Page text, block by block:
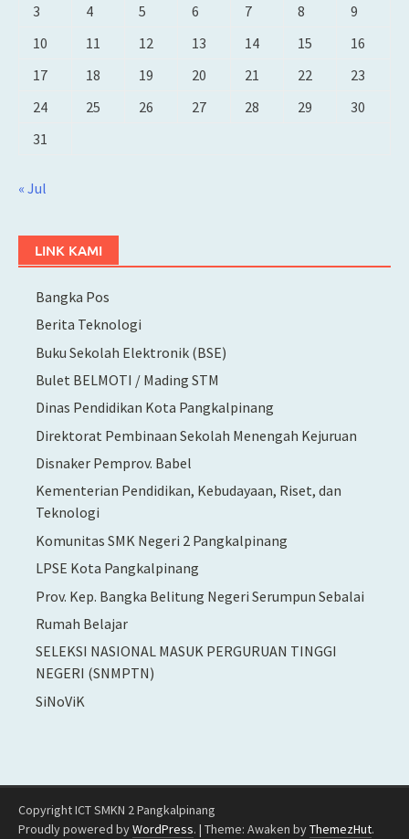
3
4 5 6 7 8
9
10
11 12 13 14 15
16
17
18 19 20 21 22
23
24
25 26 27 28 29
30
31
« Jul
LINK KAMI
Bangka Pos
Berita Teknologi
Buku Sekolah Elektronik (BSE)
Bulet BELMOTI / Mading STM
Dinas Pendidikan Kota Pangkalpinang
Direktorat Pembinaan Sekolah Menengah Kejuruan
Disnaker Pemprov. Babel
Kementerian Pendidikan, Kebudayaan, Riset, dan
Teknologi
Komunitas SMK Negeri 2 Pangkalpinang
LPSE Kota Pangkalpinang
Prov. Kep. Bangka Belitung Negeri Serumpun Sebalai
Rumah Belajar
SELEKSI NASIONAL MASUK PERGURUAN TINGGI
NEGERI (SNMPTN)
SiNoViK
Copyright ICT SMKN 2 Pangkalpinang
Proudly powered byWordPress. | Theme: Awaken byThemezHut.